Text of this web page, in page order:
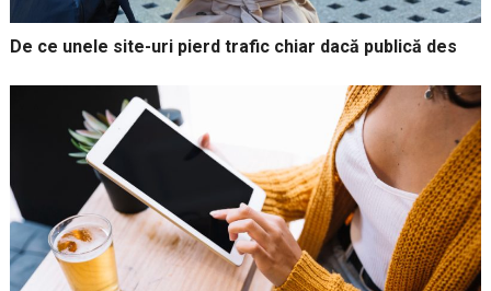
De ce unele site-uri pierd trafic chiar dacă publică des